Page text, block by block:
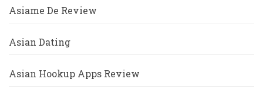
Asiame De Review
Asian Dating
Asian Hookup Apps Review